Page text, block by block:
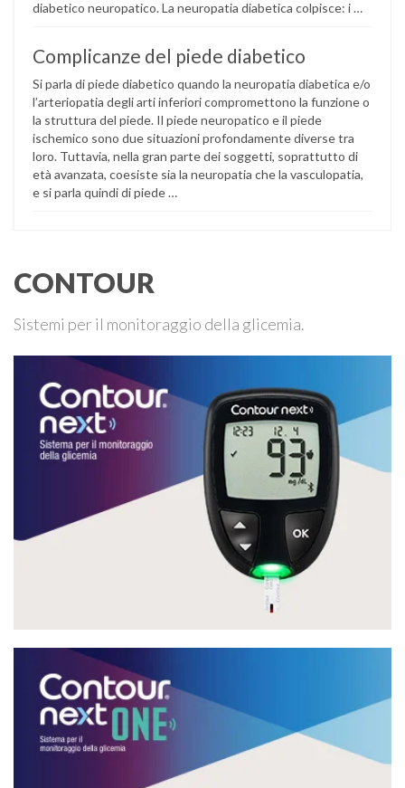
diabetico neuropatico. La neuropatia diabetica colpisce: i …
Complicanze del piede diabetico
Si parla di piede diabetico quando la neuropatia diabetica e/o
l’arteriopatia degli arti inferiori compromettono la funzione o
la struttura del piede. Il piede neuropatico e il piede
ischemico sono due situazioni profondamente diverse tra
loro. Tuttavia, nella gran parte dei soggetti, soprattutto di
età avanzata, coesiste sia la neuropatia che la vasculopatia,
e si parla quindi di piede …
CONTOUR
Sistemi per il monitoraggio della glicemia.